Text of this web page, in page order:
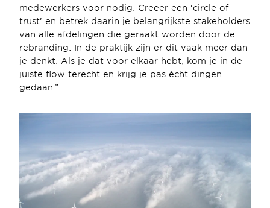
medewerkers voor nodig. Creëer een ‘circle of
trust’ en betrek daarin je belangrijkste stakeholders
van alle afdelingen die geraakt worden door de
rebranding. In de praktijk zijn er dit vaak meer dan
je denkt. Als je dat voor elkaar hebt, kom je in de
juiste flow terecht en krijg je pas écht dingen
gedaan.”